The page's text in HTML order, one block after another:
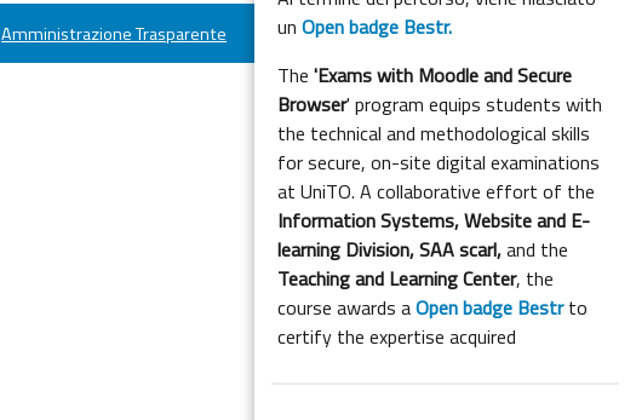
unOpen badge Bestr.
The'Exams with Moodle and Secure
Browser' program equips students with
the technical and methodological skills
for secure, on-site digital examinations
at UniTO. A collaborative effort of the
Information Systems, Website and E-
learning Division,SAA scarl,and the
Teaching and Learning Center, the
course awards aOpen badge Bestrto
certify the expertise acquired
Amministrazione Trasparente